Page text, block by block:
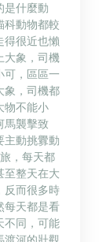
是什麼動
科動物都較
得很近也懶
大象，司機
可，區區一
象，司機都
物不能小
馬襲擊致
主動挑釁動
，每天都
至整天在大
反而很多時
每天都是看
不同，可能